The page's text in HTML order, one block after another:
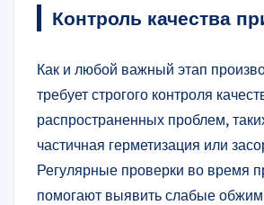
Контроль качества
Как и любой важный этап
требует строгого контроля
распространенных проблем,
частичная герметизация или
Регулярные проверки во время
помогают выявить слабые